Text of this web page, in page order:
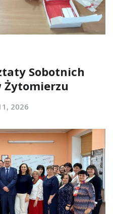
Sobotnich
Żytomierzu
2026